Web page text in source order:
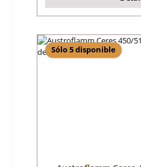
Sólo 5 disponible